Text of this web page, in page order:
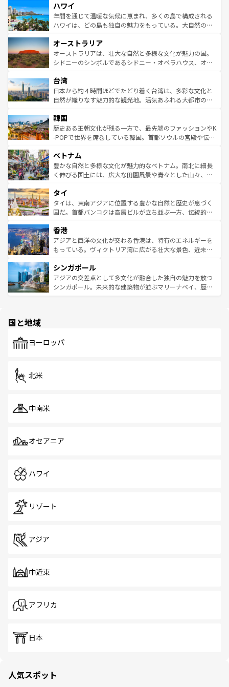
ば市内交通費無料で観光を楽しむこともできる。 なお、新
着のスイス情報はコンテンツ一覧 を参照してほしい。
のような巨大都市は、観光、ショッピング、エンターテイ
ンメントが詰まった刺激的なスポットだ。一方、アメリカ
西部には大自然が広がり、グランドキャニオンやイエロー
部のニューオーリンズでは、音楽と美食が融合した独特の
文化が魅力。旅行者はアメリカの各地域で異なる魅力を楽
しみながら、その多様性と豊かな歴史を感じることができ
ならではの贅沢な旅のスタイルだ。 なお、新着のアメリカ
情報はコンテンツ一覧を参照してほしい。
ハワイ
年間を通じて温暖な気候に恵まれ、多くの島で構成される
ハワイは、どの島も独自の魅力をもっている。大自然の神
ワイ島は見逃せない。また、定番の観光地といえばオアフ
島だが、静かな自然を求めるならマウイ島やカウアイ島が
おすすめ。エメラルドグリーンに輝く海をはじめ、豊かな
れるおもてなしの心で訪れる人々を迎えてくれるハワイの
人々、おいしいローカルフードやハワイアンミュージッ
ク、伝統的なフラダンスなど、すべてがハワイの魅力を彩
ワイを、存分に味わってほしい。 なお、新着のハワイ情報
はコンテンツ一覧を参照してほしい。
オーストラリア
オーストラリアは、壮大な自然と多様な文化が魅力の国。
シドニーのシンボルであるシドニー・オペラハウス、オー
リアリーフや大陸中央部にそびえるウルル（エアーズロッ
ク）、タスマニアの美しい原生林やケアンズの熱帯雨林な
ど、見どころがたくさん。また、カフェやワイン、オージ
いる。アクティビティも充実しており、サーフィンやダイ
ビング、ハイキングなど、アウトドア好きにはたまらな
い。オーストラリアの多彩な魅力を存分に味わいつくそ
参照してほしい。
台湾
日本から約４時間ほどでたどり着く台湾は、多彩な文化と
自然が織りなす魅力的な観光地。活気あふれる大都市の台
ン）、静ひつな山岳地帯である台湾東部など、都市の喧騒
と山間の静けさが共存しており、訪れる人に新しい発見と
驚きをもたらしてくれる。また、奥深い台湾の食文化も魅
容にもいいと評判のスイーツなど、バラエティ豊かな料理
が味わえる。 なお、新着の台湾情報は コンテンツ一覧を参
照してほしい。
韓国
歴史ある王朝文化が残る一方で、最先端のファッションやK
-POPで世界を席巻している韓国。首都ソウルの宮殿や伝統
き、地方に足を延ばせば四季折々の自然美を楽しむことが
できる。そして、キムチや焼肉、絶品のストリートフード
まで、さまざまな韓国料理が待っている。夜には、韓国な
リティに包まれながら、韓国の多彩な魅力を心ゆくまで味
わってみてほしい。 なお、新着の韓国情報はコンテンツ一
覧を参照してほしい。
ベトナム
豊かな自然と多様な文化が魅力的なベトナム。南北に細長
く伸びる国土には、広大な田園風景や青々とした山々、世
急速な発展と共に伝統が息づく。ハノイの古い町並みやホ
ーチミン市のフランス統治時代の建物も、独特の雰囲気を
醸し出している。また、バラエティの豊かさとおいしさで
とつ。フォーやバインミー、ベトナムコーヒーなどは、ぜ
ひ現地で味わいたい。どの地域を訪れてもあたたかい人々
が旅行者を迎えてくれるので、きっと忘れられない旅にな
参照してほしい。
タイ
タイは、東南アジアに位置する豊かな自然と歴史が息づく
国だ。首都バンコクは高層ビルが立ち並ぶ一方、伝統的な
の活気が交差している。北部ではチェンマイなどの山岳地
帯で自然と触れ合い、南部ではプーケットやクラビの美し
いビーチでリゾート気分を楽しむことができる。タイ料理
激する。気候は一年中温暖で、どの季節にも異なる楽しみ
が待っている。親しみやすいタイの人々、仏教を中心とし
た文化、そして多様な観光資源が、訪れる旅人を魅了し続
香港
アジアと西洋の文化が交わる香港は、特有のエネルギーを
もっている。ヴィクトリア湾に広がる壮大な景色、近未来
み、どこを訪れても感動するはず。観光スポットが密集し
ており、効率よく見どころを回れるのも魅力。息をのむよ
うな絶景から文化的な体験まで、香港を存分に楽しみ尽く
シンガポール
アジアの交差点として多文化が融合した独自の魅力を放つ
シンガポール。未来的な建築物が並ぶマリーナベイ、歴史
で、ホーカーズは地元の風情を楽しめる外せないスポット
国と地域
ヨーロッパ
北米
中南米
オセアニア
ハワイ
リゾート
アジア
中近東
アフリカ
日本
人気スポット